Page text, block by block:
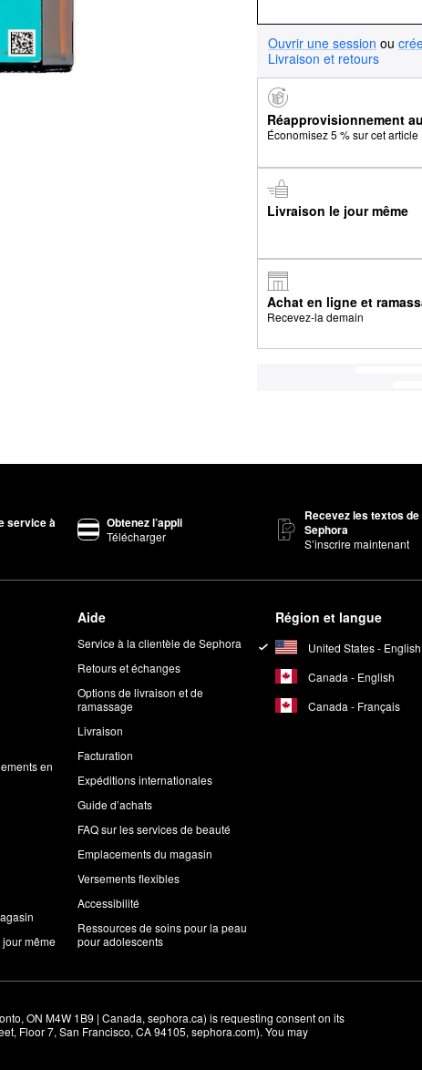
Ouvrir une session ou
Livraison et retours
Réapprovisionnement
Économisez 5 % sur cet article
Livraison le jour même
Achat en ligne et
Recevez-la demain
service à
Obtenez l’appli
Télécharger
Recevez les textos de
Sephora
S’inscrire maintenant
en
même
Aide
Service à la clientèle de Sephora
Retours et échanges
Options de livraison et de
ramassage
Livraison
Facturation
Expéditions internationales
Guide d’achats
FAQ sur les services de beauté
Emplacements du magasin
Versements flexibles
Accessibilité
Ressources de soins pour la peau
pour adolescents
Région et langue
United States - English
Canada - English
Canada - Français
ON M4W 1B9 | Canada, sephora.ca) is requesting consent on its
Floor 7, San Francisco, CA 94105, sephora.com). You may